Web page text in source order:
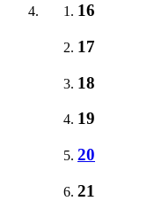
16
17
18
19
20
21